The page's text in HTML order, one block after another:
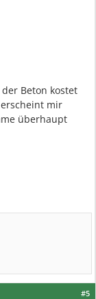
Beton kostet
erscheint mir
überhaupt
#5